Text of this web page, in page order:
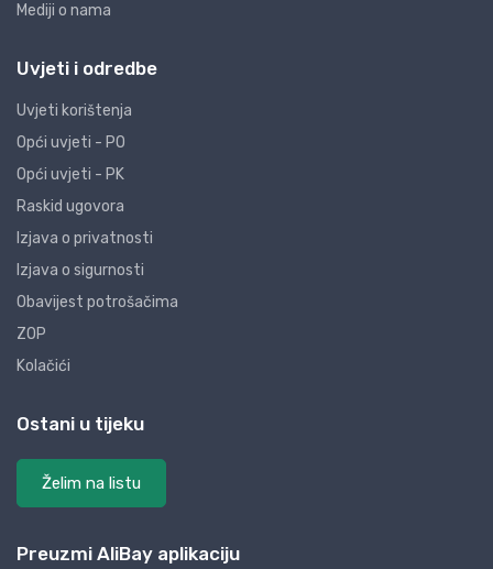
Mediji o nama
Uvjeti i odredbe
Uvjeti korištenja
Opći uvjeti - PO
Opći uvjeti - PK
Raskid ugovora
Izjava o privatnosti
Izjava o sigurnosti
Obavijest potrošačima
ZOP
Kolačići
Ostani u tijeku
Želim na listu
Preuzmi AliBay aplikaciju